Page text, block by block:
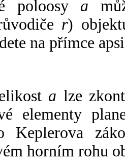
poloosy a
r)
na přímce
a lze
elementy
Keplerova
horním rohu